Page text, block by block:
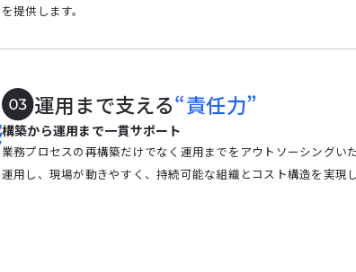
を提供します。
運用まで支える“責任力”
構築から運用まで一貫サポート
業務プロセスの再構築だけでなく運用までをアウトソーシングい
運用し、現場が動きやすく、持続可能な組織とコスト構造を実現し